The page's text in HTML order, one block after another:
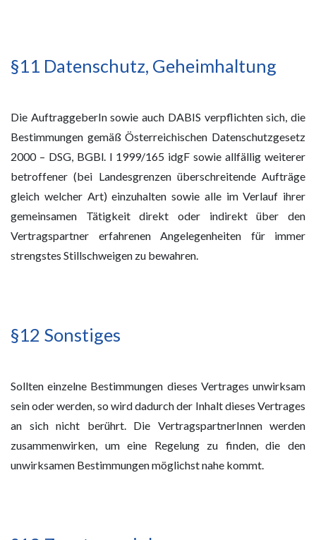
§11 Datenschutz, Geheimhaltung
Die AuftraggeberIn sowie auch DABIS verpflichten sich, die
Bestimmungen gemäß Österreichischen Datenschutzgesetz
2000 – DSG, BGBl. I 1999/165 idgF sowie allfällig weiterer
betroffener (bei Landesgrenzen überschreitende Aufträge
gleich welcher Art) einzuhalten sowie alle im Verlauf ihrer
gemeinsamen Tätigkeit direkt oder indirekt über den
Vertragspartner erfahrenen Angelegenheiten für immer
strengstes Stillschweigen zu bewahren.
§12 Sonstiges
Sollten einzelne Bestimmungen dieses Vertrages unwirksam
sein oder werden, so wird dadurch der Inhalt dieses Vertrages
an sich nicht berührt. Die VertragspartnerInnen werden
zusammenwirken, um eine Regelung zu finden, die den
unwirksamen Bestimmungen möglichst nahe kommt.